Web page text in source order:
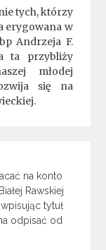
tych, którzy
erygowana w
Andrzeja F.
ta przybliży
młodej
się na
na konto
Rawskiej
, wpisując tytuł
odpisać od